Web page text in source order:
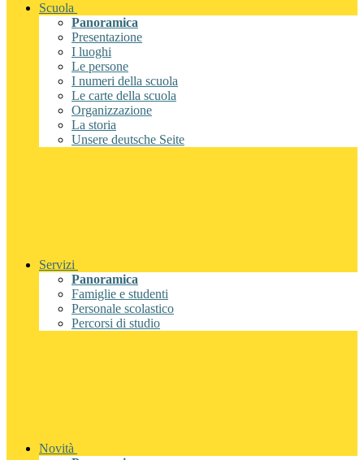
Scuola
Panoramica
Presentazione
I luoghi
Le persone
I numeri della scuola
Le carte della scuola
Organizzazione
La storia
Unsere deutsche Seite
Servizi
Panoramica
Famiglie e studenti
Personale scolastico
Percorsi di studio
Novità